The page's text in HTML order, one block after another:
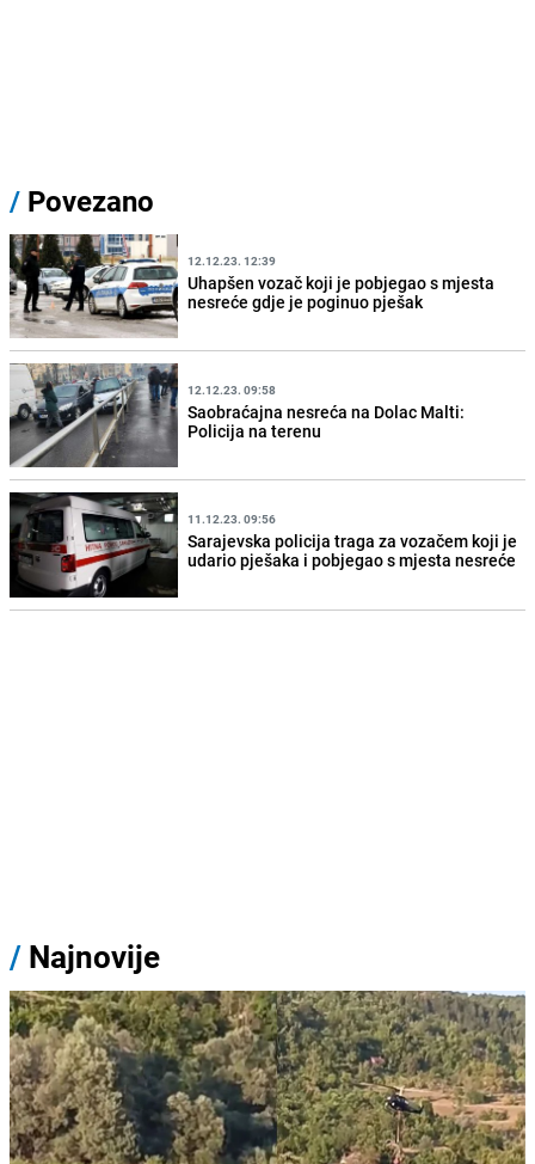
/ Povezano
12.12.23. 12:39
Uhapšen vozač koji je pobjegao s mjesta
nesreće gdje je poginuo pješak
12.12.23. 09:58
Saobraćajna nesreća na Dolac Malti:
Policija na terenu
11.12.23. 09:56
Sarajevska policija traga za vozačem koji je
udario pješaka i pobjegao s mjesta nesreće
/ Najnovije